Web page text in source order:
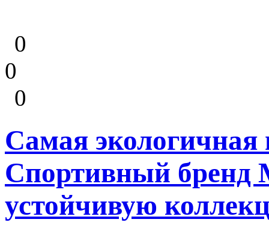
0
0
0
Самая экологичная
Спортивный бренд
устойчивую